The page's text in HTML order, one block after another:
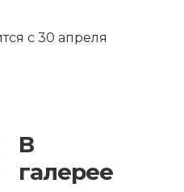
с 30 апреля
В
галерее